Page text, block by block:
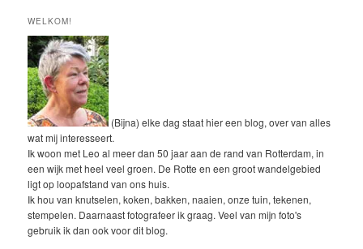
WELKOM!
(Bijna) elke dag staat hier een blog, over van alles
wat mij interesseert.
Ik woon met Leo al meer dan 50 jaar aan de rand van Rotterdam, in
een wijk met heel veel groen. De Rotte en een groot wandelgebied
ligt op loopafstand van ons huis.
Ik hou van knutselen, koken, bakken, naaien, onze tuin, tekenen,
stempelen. Daarnaast fotografeer ik graag. Veel van mijn foto's
gebruik ik dan ook voor dit blog.